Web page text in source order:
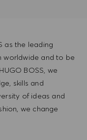
as the leading
worldwide and to be
BOSS, we
skills and
of ideas and
we change